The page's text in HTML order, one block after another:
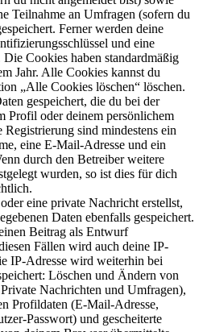
Teilnahme an Umfragen (sofern du
Ferner werden deine
und eine
Cookies haben standardmäßig
Jahr. Alle Cookies kannst du
„Alle Cookies löschen“ löschen.
gespeichert, die du bei der
Profil oder deinem persönlichem
sind mindestens ein
eine E-Mail-Adresse und ein
durch den Betreiber weitere
wurden, so ist dies für dich
eine private Nachricht erstellst,
Daten ebenfalls gespeichert.
Beitrag als Entwurf
Fällen wird auch deine IP-
IP-Adresse wird weiterhin bei
Löschen und Ändern von
Nachrichten und Umfragen),
Profildaten (E-Mail-Adresse,
Passwort) und gescheiterte